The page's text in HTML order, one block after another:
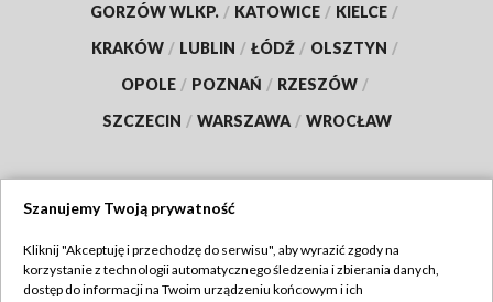
GORZÓW WLKP. / KATOWICE / KIELCE /
KRAKÓW / LUBLIN / ŁÓDŹ / OLSZTYN /
OPOLE / POZNAŃ / RZESZÓW /
SZCZECIN / WARSZAWA / WROCŁAW
TVP
Szanujemy Twoją prywatność
Kliknij "Akceptuję i przechodzę do serwisu", aby wyrazić zgody na
korzystanie z technologii automatycznego śledzenia i zbierania danych,
dostęp do informacji na Twoim urządzeniu końcowym i ich